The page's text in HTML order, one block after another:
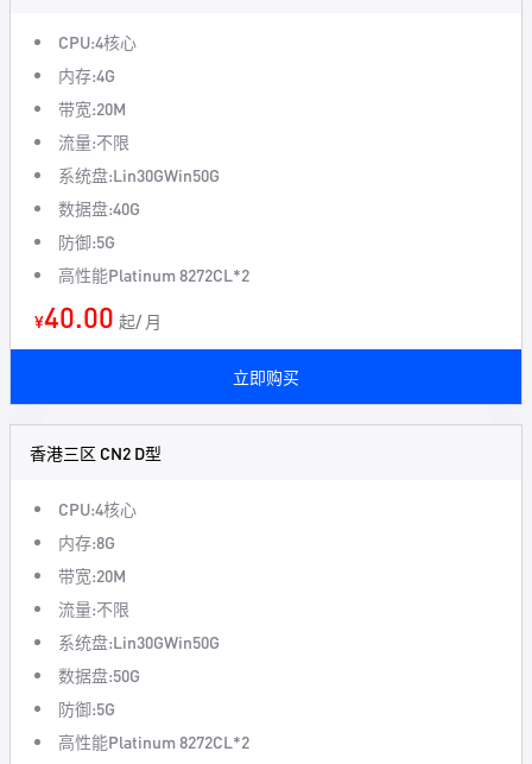
CPU:4核心
内存:4G
带宽:20M
流量:不限
系统盘:Lin30GWin50G
数据盘:40G
防御:5G
高性能Platinum 8272CL*2
¥40.00 起/ 月
立即购买
香港三区 CN2 D型
CPU:4核心
内存:8G
带宽:20M
流量:不限
系统盘:Lin30GWin50G
数据盘:50G
防御:5G
高性能Platinum 8272CL*2